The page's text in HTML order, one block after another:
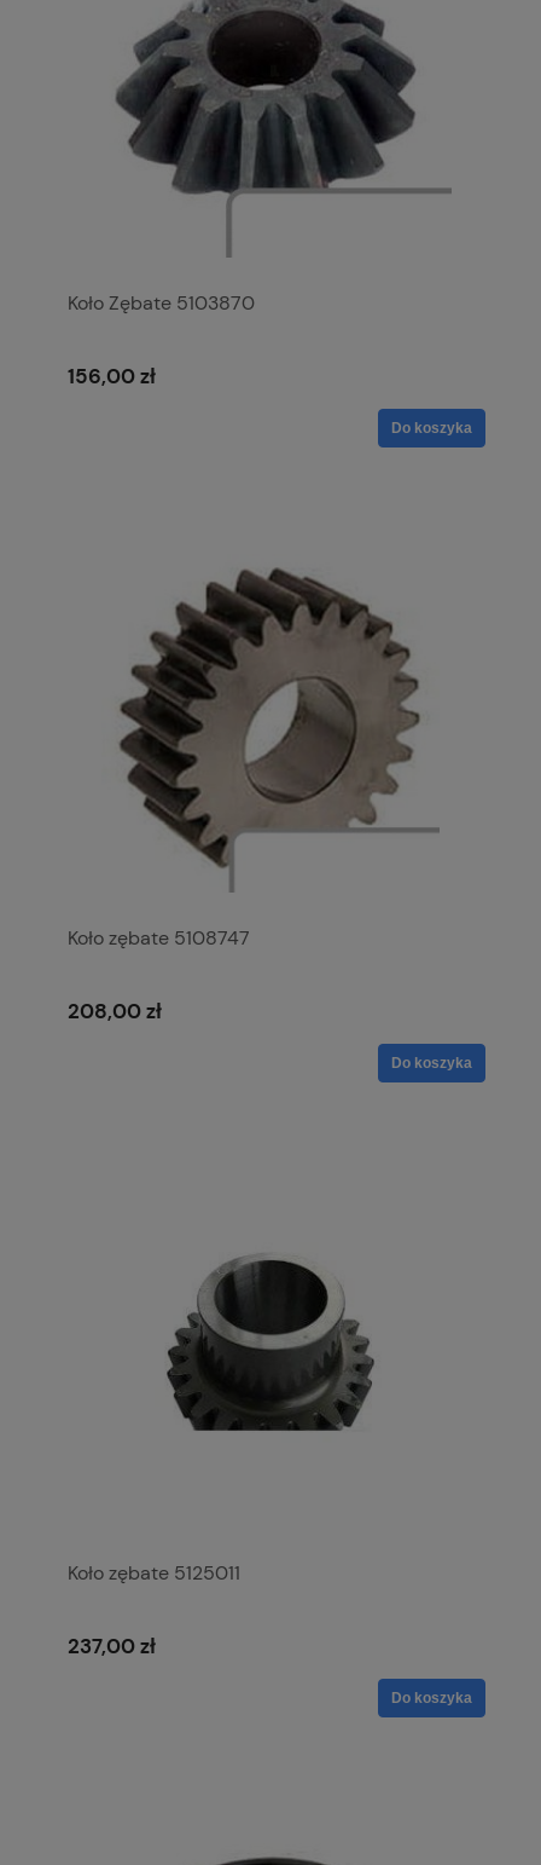
Koło Zębate 5103870
156,00 zł
Do koszyka
Koło zębate 5108747
208,00 zł
Do koszyka
Koło zębate 5125011
237,00 zł
Do koszyka